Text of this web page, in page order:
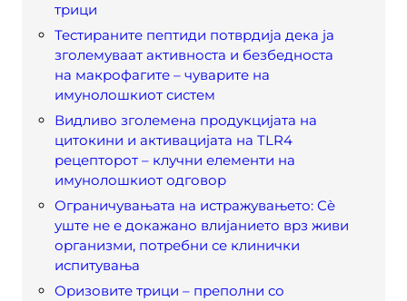
трици
Тестираните пептиди потврдија дека ја
зголемуваат активноста и безбедноста
на макрофагите – чуварите на
имунолошкиот систем
Видливо зголемена продукцијата на
цитокини и активацијата на TLR4
рецепторот – клучни елементи на
имунолошкиот одговор
Ограничувањата на истражувањето: Сè
уште не е докажано влијанието врз живи
организми, потребни се клинички
испитувања
Оризовите трици – преполни со